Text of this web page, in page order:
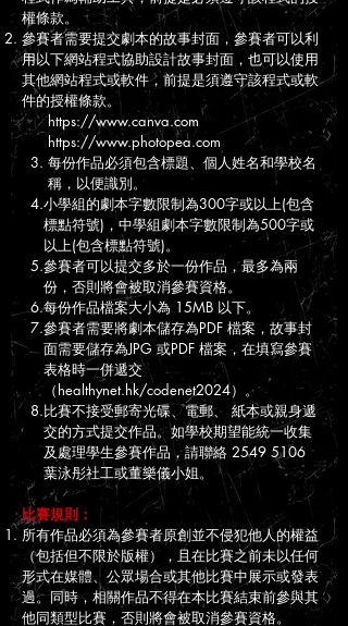
權條款。
參賽者需要提交劇本的故事封面，參賽者可以利
用以下網站程式協助設計故事封面，也可以使用
其他網站程式或軟件，前提是須遵守該程式或軟
件的授權條款。
https://www.canva.com
https://www.photopea.com
3. 每份作品必須包含標題、個人姓名和學校名
稱，以便識別。
4.小學組的劇本字數限制為300字或以上(包含
標點符號) ，中學組劇本字數限制為500字或
以上(包含標點符號)。
5.參賽者可以提交多於一份作品，最多為兩
份，否則將會被取消參賽資格。
6.每份作品檔案大小為 15MB 以下。
7.參賽者需要將劇本儲存為PDF 檔案，故事封
面需要儲存為JPG 或PDF 檔案，在填寫參賽
表格時一併遞交
（healthynet.hk/codenet2024）。
8.比賽不接受郵寄光碟、電郵、 紙本或親身遞
交的方式提交作品。如學校期望能統一收集
及處理學生參賽作品，請聯絡 2549 5106
葉泳彤社工或董樂儀小姐。
比賽規則：
所有作品必須為參賽者原創並不侵犯他人的權益
（包括但不限於版權），且在比賽之前未以任何
形式在媒體、公眾場合或其他比賽中展示或發表
過。同時，相關作品不得在本比賽結束前參與其
他同類型比賽，否則將會被取消參賽資格。